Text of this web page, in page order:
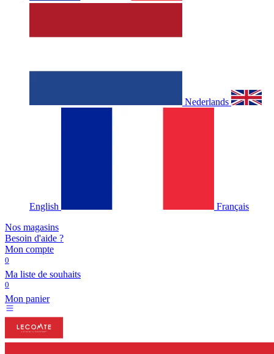
Nederlands
English
Français
Nos magasins
Besoin d'aide ?
Mon compte
0
Ma liste de souhaits
0
Mon panier